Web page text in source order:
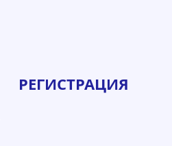
РЕГИСТРАЦИЯ